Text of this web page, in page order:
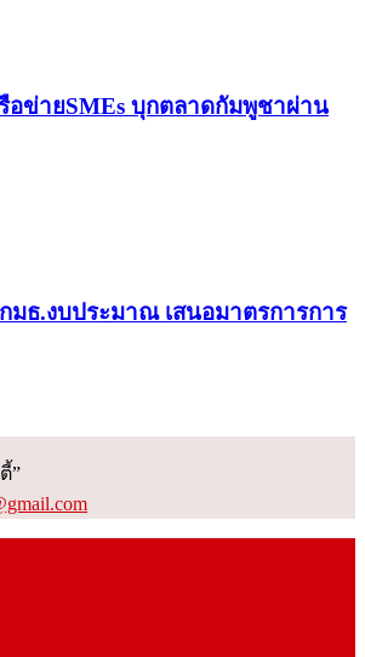
อข่ายSMEs บุกตลาดกัมพูชาผ่าน
กมธ.งบประมาณ เสนอมาตรการการ
”